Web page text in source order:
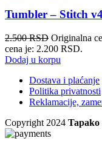
Tumbler – Stitch
2.500RSD Originalna
cena je: 2.200 RSD.
Dodaj u korpu
Dostava i plaćanje
Politika privatnosti
Reklamacije,
Copyright 2024